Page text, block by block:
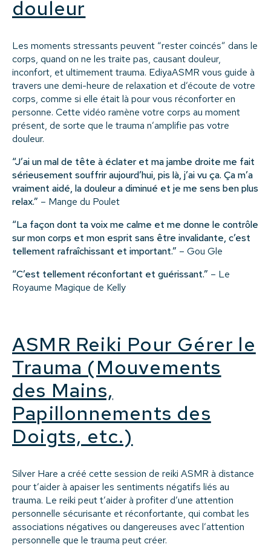
douleur
Les moments stressants peuvent “rester coincés” dans le
corps, quand on ne les traite pas, causant douleur,
inconfort, et ultimement trauma. EdiyaASMR vous guide à
travers une demi-heure de relaxation et d’écoute de votre
corps, comme si elle était là pour vous réconforter en
personne. Cette vidéo ramène votre corps au moment
présent, de sorte que le trauma n’amplifie pas votre
douleur.
“J’ai un mal de tête à éclater et ma jambe droite me fait
sérieusement souffrir aujourd’hui, pis là, j’ai vu ça. Ça m’a
vraiment aidé, la douleur a diminué et je me sens ben plus
relax.” – Mange du Poulet
“La façon dont ta voix me calme et me donne le contrôle
sur mon corps et mon esprit sans être invalidante, c’est
tellement rafraîchissant et important.” – Gou Gle
“C’est tellement réconfortant et guérissant.” – Le
Royaume Magique de Kelly
ASMR Reiki Pour Gérer le
Trauma (Mouvements
des Mains,
Papillonnements des
Doigts, etc.)
Silver Hare a créé cette session de reiki ASMR à distance
pour t’aider à apaiser les sentiments négatifs liés au
trauma. Le reiki peut t’aider à profiter d’une attention
personnelle sécurisante et réconfortante, qui combat les
associations négatives ou dangereuses avec l’attention
personnelle que le trauma peut créer.